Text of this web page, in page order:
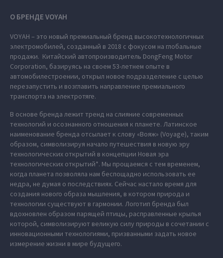
О БРЕНДЕ VOYAH
VOYAH – это новый премиальный бренд высокотехнологичных
электромобилей, созданный в 2018 с фокусом на глобальные
продажи. Китайский автопроизводитель DongFeng Motor
Corporation, базируясь на своем 53-летнем опыте в
автомобилестроении, открыл новое подразделение с целью
перезапустить и возглавить направление премиального
транспорта на электротяге.
В основе бренда лежит тренд на слияние современных
технологий и осознанного отношения к планете. Латинское
наименование бренда отсылает к слову «Вояж» (Voyage), таким
образом, символизируя начало путешествия в новую эру
технологических открытий в концепции Новая эра
технологических открытий*. Мы прощаемся с тем временем,
когда планета позволяла нам беспощадно использовать ее
недра, не думая о последствиях. Сейчас настало время для
создания нового образа мышления, в котором природа и
технологии существуют в гармонии. Логотип бренда был
вдохновлен образом парящей птицы, расправленные крылья
которой, символизируют великую силу природы в сочетании с
инновационными технологиями, призванными задать новое
измерение жизни в мире будущего.